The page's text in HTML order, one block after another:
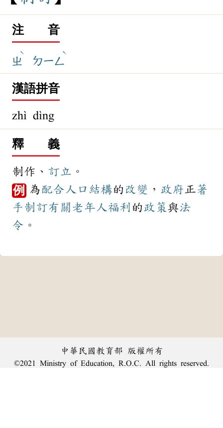
注 音
ㄓ
ˋ
ㄉㄧㄥ
ˋ
漢語拼音
zhì dìng
釋 義
制作、 訂立 。
例 為配合人口 結構的 改變 ， 政府正著
手 制訂有關 老年人福利 的政策 與法
令 。
中華民國教育部 版權所有
©2021 Ministry of Education, R.O.C. All rights reserved.